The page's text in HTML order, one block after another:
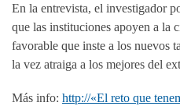
En la entrevista, el investigador
que las instituciones apoyen a la
favorable que inste a los nuevos
la vez atraiga a los mejores del
Más info: http://«El reto que